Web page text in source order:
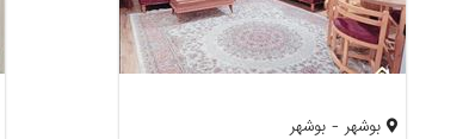
بوشهر - بوشهر